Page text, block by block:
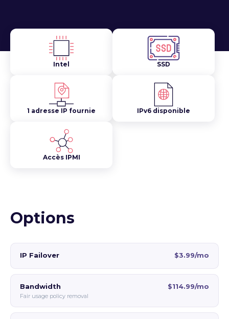
Intel SSD
1 adresse IP fournie IPv6 disponible
Accès IPMI
Options
IP Failover $3.99/mo
Bandwidth
Fair usage policy removal
$114.99/mo